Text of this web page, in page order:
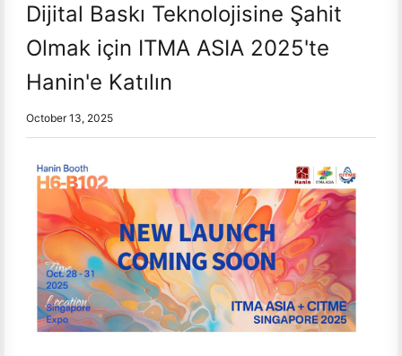
Dijital Baskı Teknolojisine Şahit
Olmak için ITMA ASIA 2025'te
Hanin'e Katılın
October 13, 2025